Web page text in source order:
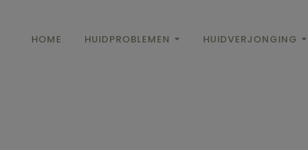
HOME HUIDPROBLEMEN HUIDVERJONGING